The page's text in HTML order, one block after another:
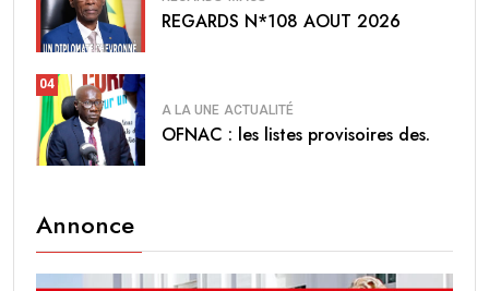
REGARDS N*108 AOUT 2026
04
A LA UNE ACTUALITÉ
OFNAC : les listes provisoires des.
Annonce